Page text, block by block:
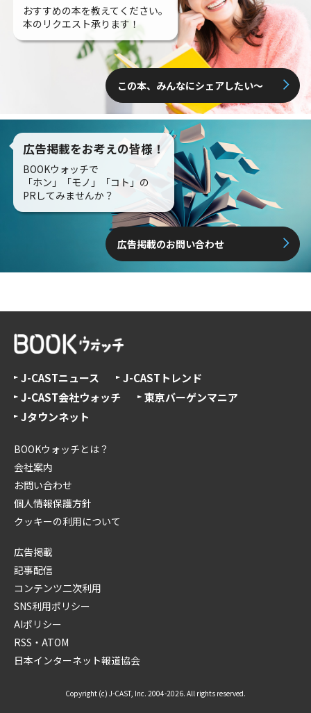
おすすめの本を教えてください。
本のリクエスト承ります！
この本、みんなにシェアしたい〜
広告掲載をお考えの皆様！
BOOKウォッチで
「ホン」「モノ」「コト」の
PRしてみませんか？
広告掲載のお問い合わせ
J-CASTニュース
J-CASTトレンド
J-CAST会社ウォッチ
東京バーゲンマニア
Jタウンネット
BOOKウォッチとは？
会社案内
お問い合わせ
個人情報保護方針
クッキーの利用について
広告掲載
記事配信
コンテンツ二次利用
SNS利用ポリシー
AIポリシー
RSS・ATOM
日本インターネット報道協会
Copyright (c) J-CAST, Inc. 2004-2026. All rights reserved.